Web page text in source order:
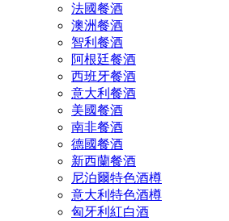
法國餐酒
澳洲餐酒
智利餐酒
阿根廷餐酒
西班牙餐酒
意大利餐酒
美國餐酒
南非餐酒
德國餐酒
新西蘭餐酒
尼泊爾特色酒樽
意大利特色酒樽
匈牙利紅白酒